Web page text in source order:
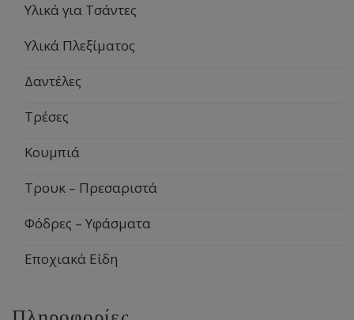
Υλικά για Τσάντες
Υλικά Πλεξίματος
Δαντέλες
Τρέσες
Κουμπιά
Τρουκ – Πρεσαριστά
Φόδρες – Υφάσματα
Εποχιακά Είδη